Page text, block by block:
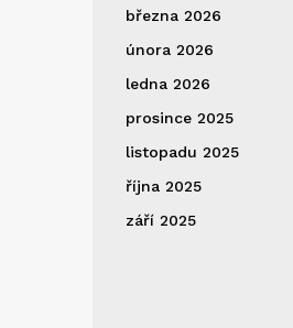
března 2026
února 2026
ledna 2026
prosince 2025
listopadu 2025
října 2025
září 2025